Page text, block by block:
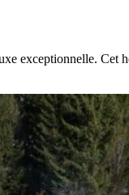
exceptionnelle. Cet